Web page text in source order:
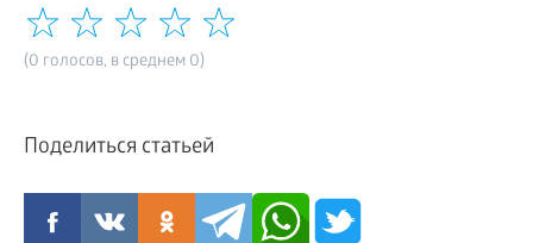
(0 голосов, в среднем 0)
Поделиться статьей